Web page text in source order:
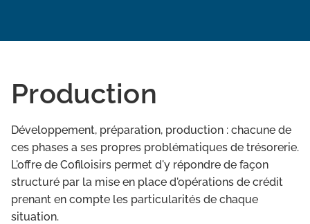
Production
Développement, préparation, production : chacune de
ces phases a ses propres problématiques de trésorerie.
L'offre de Cofiloisirs permet d'y répondre de façon
structuré par la mise en place d'opérations de crédit
prenant en compte les particularités de chaque
situation.